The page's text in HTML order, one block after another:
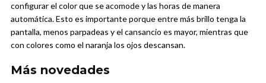
configurar el color que se acomode y las horas de manera
automática. Esto es importante porque entre más brillo tenga la
pantalla, menos parpadeas y el cansancio es mayor, mientras que
con colores como el naranja los ojos descansan.
Más novedades